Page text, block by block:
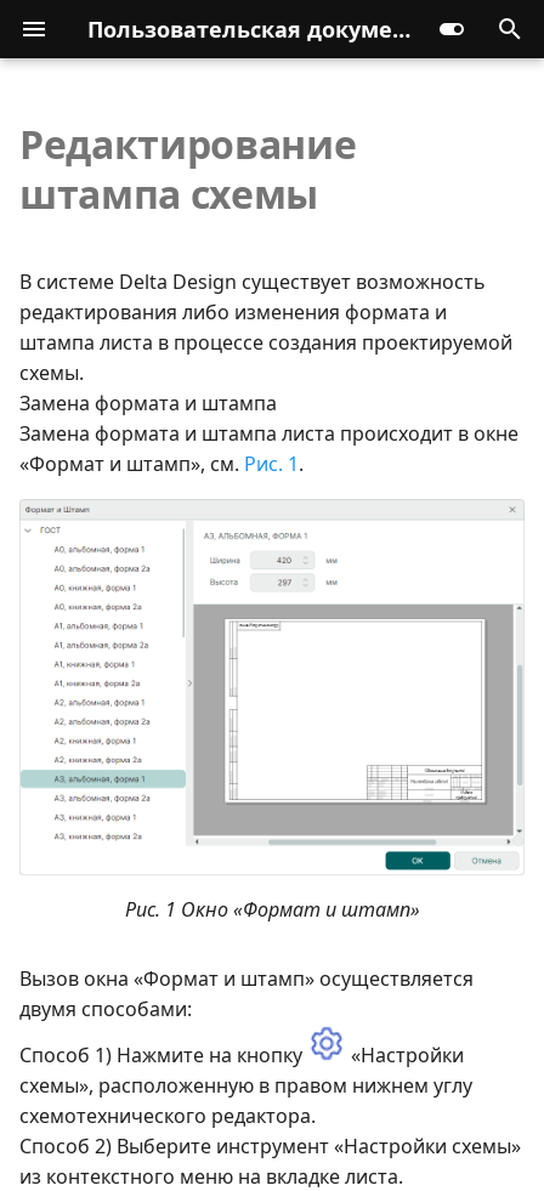
Пользовательская документация
Редактирование
штампа схемы
В системе Delta Design существует возможность
редактирования либо изменения формата и
штампа листа в процессе создания проектируемой
схемы.
Замена формата и штампа
Замена формата и штампа листа происходит в окне
«Формат и штамп», см. Рис. 1.
Рис. 1 Окно «Формат и штамп»
Вызов окна «Формат и штамп» осуществляется
двумя способами:
Способ 1) Нажмите на кнопку
«Настройки
схемы», расположенную в правом нижнем углу
схемотехнического редактора.
Способ 2) Выберите инструмент «Настройки схемы»
из контекстного меню на вкладке листа.